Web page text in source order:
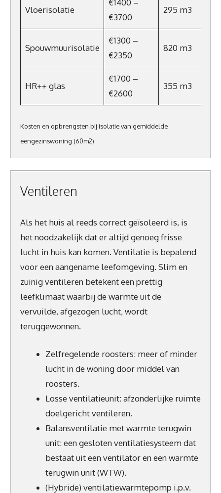
Vloerisolatie
€1400 –
€3700
295 m3
Spouwmuurisolatie
€1300 –
€2350
820 m3
HR++ glas
€1700 –
€2600
355 m3
Kosten en opbrengsten bij isolatie van gemiddelde
eengezinswoning (60m2).
Ventileren
Als het huis al reeds correct geïsoleerd is, is
het noodzakelijk dat er altijd genoeg frisse
lucht in huis kan komen. Ventilatie is bepalend
voor een aangename leefomgeving. Slim en
zuinig ventileren betekent een prettig
leefklimaat waarbij de warmte uit de
vervuilde, afgezogen lucht, wordt
teruggewonnen.
Zelfregelende roosters: meer of minder
lucht in de woning door middel van
roosters.
Losse ventilatieunit: afzonderlijke ruimte
doelgericht ventileren.
Balansventilatie met warmte terugwin
unit: een gesloten ventilatiesysteem dat
bestaat uit een ventilator en een warmte
terugwin unit (WTW).
(Hybride) ventilatiewarmtepomp i.p.v.